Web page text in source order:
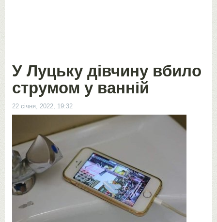
У Луцьку дівчину вбило
струмом у ванній
22 січня, 2022, 19:32